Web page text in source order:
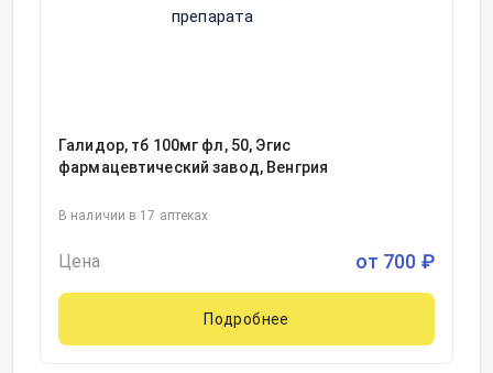
Галидор, тб 100мг фл, 50, Эгис
фармацевтический завод, Венгрия
В наличии в 17 аптеках
Цена от 700 ₽
Подробнее